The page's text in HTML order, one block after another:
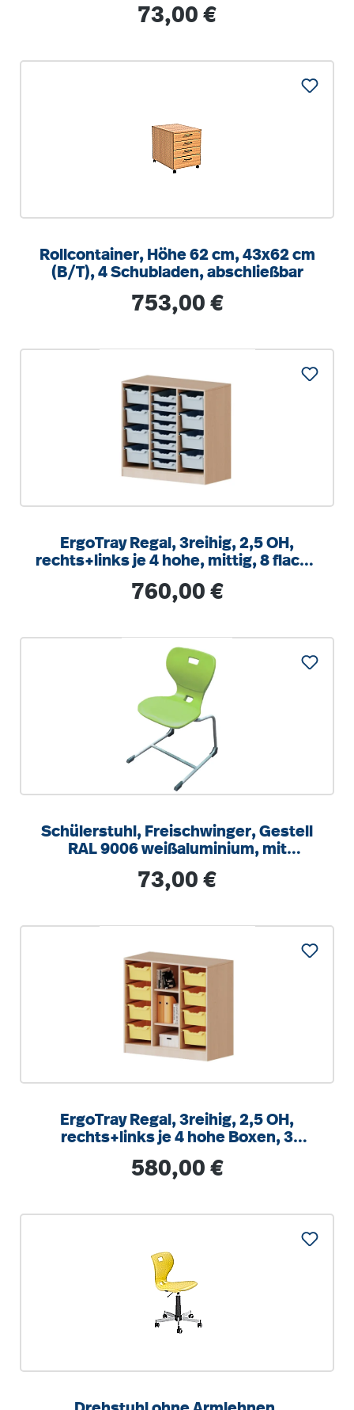
Regulärer Preis:
73,00 €
Rollcontainer, Höhe 62 cm, 43x62 cm
(B/T), 4 Schubladen, abschließbar
Regulärer Preis:
753,00 €
ErgoTray Regal, 3reihig, 2,5 OH,
rechts+links je 4 hohe, mittig, 8 flache
Regulärer Preis:
760,00 €
Schülerstuhl, Freischwinger, Gestell
RAL 9006 weißaluminium, mit
Regulärer Preis:
73,00 €
ErgoTray Regal, 3reihig, 2,5 OH,
rechts+links je 4 hohe Boxen, 3
B/H/T104,5x100x40cm
Regulärer Preis:
580,00 €